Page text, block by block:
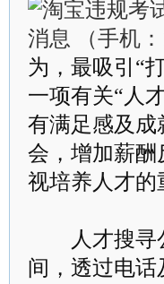
为，最吸引“
一项有关“人
有满足感及成
会，增加薪酬
视培养人才的
人才搜寻公
间，透过电